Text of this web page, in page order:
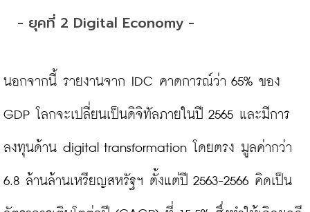
- ยุคที่ 2 Digital Economy -
นอกจากนี้ รายงานจาก IDC คาดการณ์ว่า 65% ของ
GDP โลกจะเปลี่ยนเป็นดิจิทัลภายในปี 2565 และมีการ
ลงทุนด้าน digital transformation โดยตรง มูลค่ากว่า
6.8 ล้านล้านเหรียญสหรัฐฯ ตั้งแต่ปี 2563-2566 คิดเป็น